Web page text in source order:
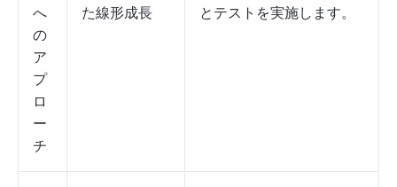
へ
の
ア
プ
ロ
ー
チ
た線形成長
とテストを実施します。